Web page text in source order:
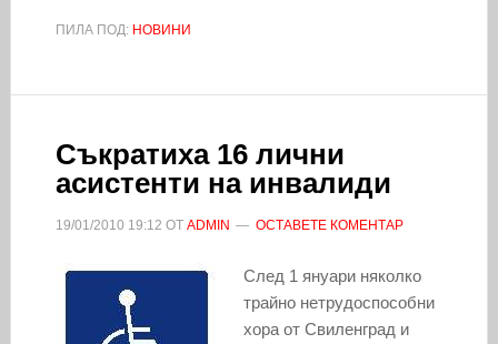
ПИЛА ПОД: НОВИНИ
Съкратиха 16 лични
асистенти на инвалиди
19/01/2010 19:12 ОТ ADMIN ОСТАВЕТЕ КОМЕНТАР
След 1 януари няколко
трайно нетрудоспособни
хора от Свиленград и